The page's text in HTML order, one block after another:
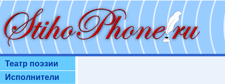
Театр поэзии
Исполнители